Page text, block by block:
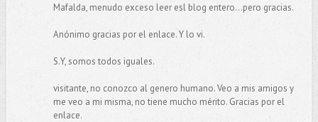
Mafalda, menudo exceso leer esl blog entero...pero gracias.
Anónimo gracias por el enlace. Y lo vi.
S.Y, somos todos iguales.
visitante, no conozco al genero humano. Veo a mis amigos y
me veo a mi misma, no tiene mucho mérito. Gracias por el
enlace.